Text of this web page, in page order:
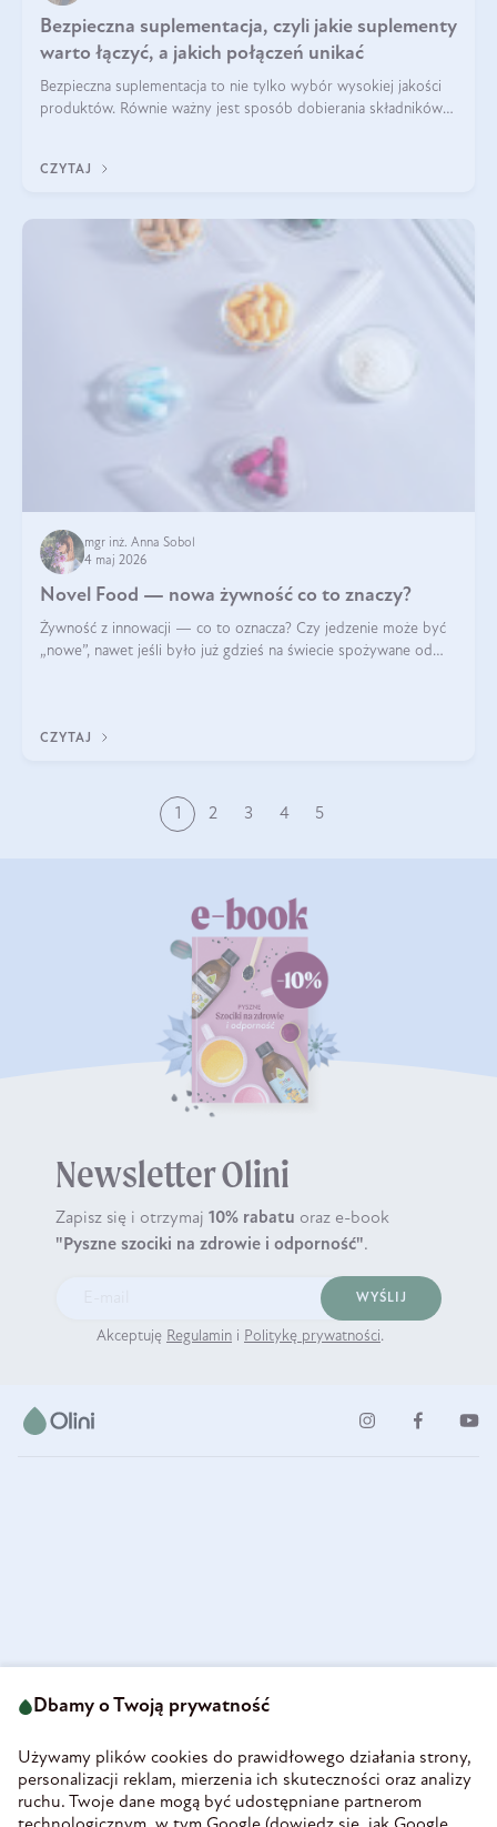
Bezpieczna suplementacja, czyli jakie suplementy
warto łączyć, a jakich połączeń unikać
Bezpieczna suplementacja to nie tylko wybór wysokiej jakości
produktów. Równie ważny jest sposób dobierania składników
CZYTAJ
mgr inż. Anna Sobol
4 maj 2026
Novel Food — nowa żywność co to znaczy?
Żywność z innowacji — co to oznacza? Czy jedzenie może być
„nowe”, nawet jeśli było już gdzieś na świecie spożywane od
CZYTAJ
1 2 3 4 5
Newsletter Olini
Zapisz się i otrzymaj 10% rabatu oraz e-book
"Pyszne szociki na zdrowie i odporność".
WYŚLIJ
Akceptuję Regulamin i Politykę prywatności.
58-160 Świebodzice
REGON 890213034
INFORMACJE
Dbamy o Twoją prywatność
Używamy plików cookies do prawidłowego działania strony,
personalizacji reklam, mierzenia ich skuteczności oraz analizy
ruchu. Twoje dane mogą być udostępniane partnerom